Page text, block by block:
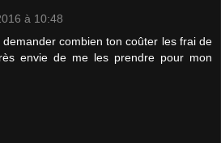
à 10:48
combien ton coûter les frai de
envie de me les prendre pour mon